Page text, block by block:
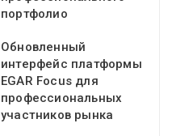
портфолио
Обновленный
интерфейс платформы
EGAR Focus для
профессиональных
участников рынка